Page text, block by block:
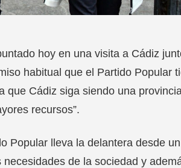
hoy en una visita a Cádiz
habitual que el Partido Popular
que Cádiz siga siendo una
recursos”.
Popular lleva la delantera desde un
de la sociedad y